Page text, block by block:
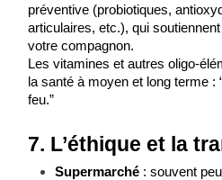
préventive (probiotiques,
articulaires, etc.), qui
votre compagnon.
Les vitamines et autres oligo-
la santé à moyen et long terme :
feu.”
7. L’éthique et la
Supermarché : souvent